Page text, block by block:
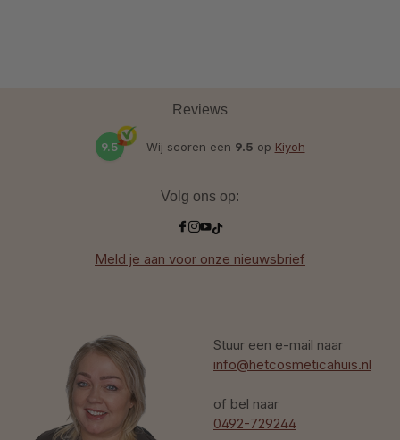
Stuur een e-mail naar
info@hetcosmeticahuis.nl
of bel naar
0492-729244
Reviews
9.5 Wij scoren een 9.5 op Kiyoh
Volg ons op:
Meld je aan voor onze nieuwsbrief